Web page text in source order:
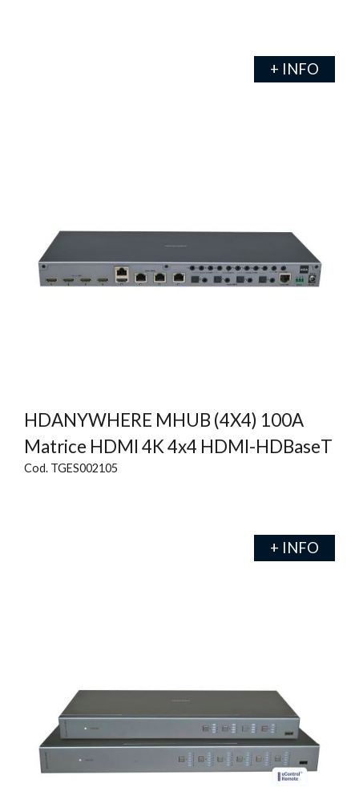
+ INFO
HDANYWHERE MHUB (4X4) 100A
Matrice HDMI 4K 4x4 HDMI-HDBaseT
Cod. TGES002105
+ INFO